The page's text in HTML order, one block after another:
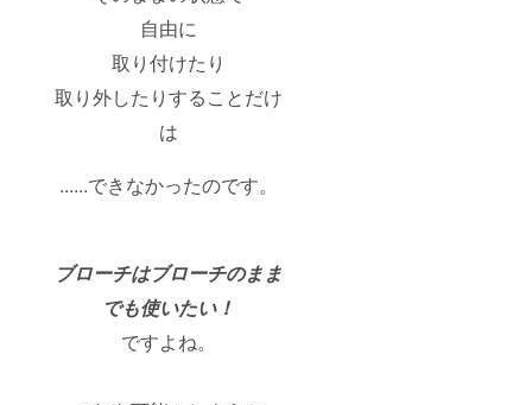
自由に
取り付けたり
取り外したりすることだけ
は
......できなかったのです。
ブローチはブローチのまま
でも使いたい！
ですよね。